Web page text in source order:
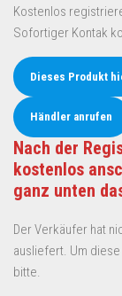
Kostenlos
Sofortiger Kontak
Dieses Produkt
Händler anrufen
Nach der
kostenlos
ganz unten
Der Verkäufer hat
ausliefert. Um
bitte.